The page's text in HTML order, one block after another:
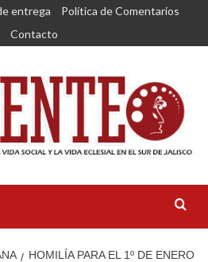
entrega
Política de Comentarios
Contacto
HOMILÍA PARA EL 1º DE ENERO